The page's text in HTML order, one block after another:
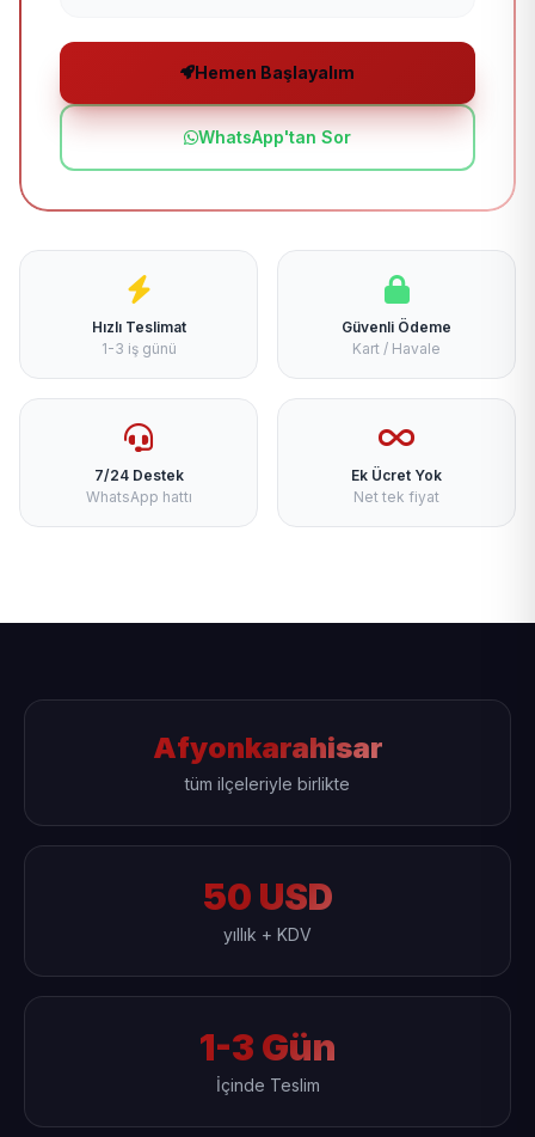
Hemen Başlayalım
WhatsApp'tan Sor
Hızlı Teslimat
1-3 iş günü
Güvenli Ödeme
Kart / Havale
7/24 Destek
WhatsApp hattı
Ek Ücret Yok
Net tek fiyat
Afyonkarahisar
tüm ilçeleriyle birlikte
50 USD
yıllık + KDV
1-3 Gün
İçinde Teslim